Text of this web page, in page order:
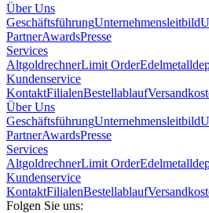
Über Uns
GeschäftsführungUnternehmensleitbild
PartnerAwardsPresse
Services
AltgoldrechnerLimit Order
Kundenservice
KontaktFilialenBestellablauf
Über Uns
GeschäftsführungUnternehmensleitbild
PartnerAwardsPresse
Services
AltgoldrechnerLimit Order
Kundenservice
KontaktFilialenBestellablauf
Folgen Sie uns: